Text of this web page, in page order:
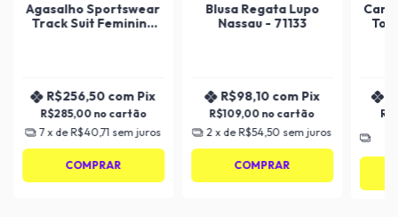
Agasalho Sportswear
Track Suit Feminino
R$285,00
R$256,50 com Pix
7 x de R$40,71 sem juros
COMPRAR
Blusa Regata Lupo
Nassau - 71133
R$109,00
R$98,10 com Pix
2 x de R$54,50 sem juros
COMPRAR